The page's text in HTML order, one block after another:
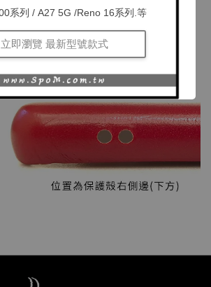
系列 / A27 5G /Reno 16系列.等
立即瀏覽 最新型號款式